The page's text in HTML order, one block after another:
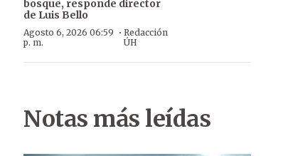
bosque, responde director
de Luis Bello
Agosto 6, 2026 06:59
p. m.
· Redacción
ÚH
Notas más leídas